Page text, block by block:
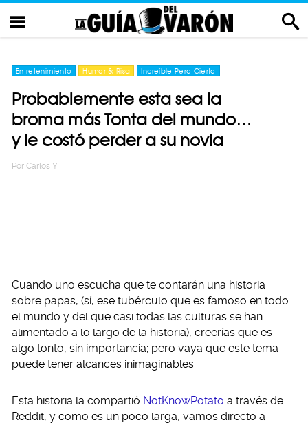
Entretenimiento Humor & Risa Increíble Pero Cierto
Probablemente esta sea la
broma más Tonta del mundo…
y le costó perder a su novia
Por Carlos Y
Cuando uno escucha que te contarán una historia
sobre papas, (sí, ese tubérculo que es famoso en todo
el mundo y del que casi todas las culturas se han
alimentado a lo largo de la historia), creerías que es
algo tonto, sin importancia; pero vaya que este tema
puede tener alcances inimaginables.
Esta historia la compartió NotKnowPotato a través de
Reddit, y como es un poco larga, vamos directo a